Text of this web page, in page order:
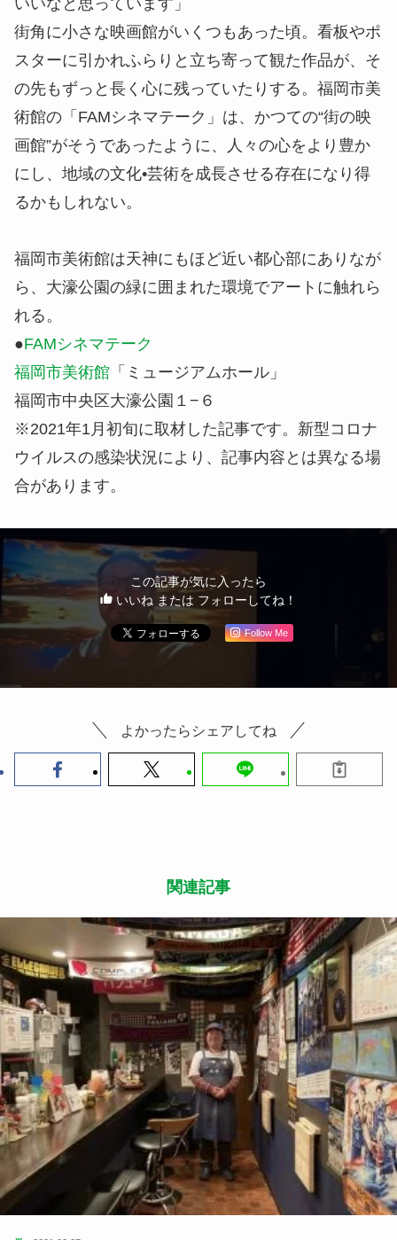
いいなと思っています」
街角に小さな映画館がいくつもあった頃。看板やポ
スターに引かれふらりと立ち寄って観た作品が、そ
の先もずっと長く心に残っていたりする。福岡市美
術館の「FAMシネマテーク」は、かつての“街の映
画館”がそうであったように、人々の心をより豊か
にし、地域の文化•芸術を成長させる存在になり得
るかもしれない。
ら、大濠公園の緑に囲まれた環境でアートに触れら
●FAMシネマテーク
福岡市美術館 「ミュージアムホール」
福岡市中央区大濠公園１−６
合があります。
よかったらシェアしてね
関連記事